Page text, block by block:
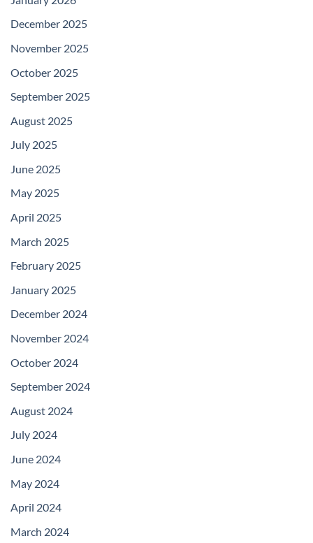
December 2025
November 2025
October 2025
September 2025
August 2025
July 2025
June 2025
May 2025
April 2025
March 2025
February 2025
January 2025
December 2024
November 2024
October 2024
September 2024
August 2024
July 2024
June 2024
May 2024
April 2024
March 2024